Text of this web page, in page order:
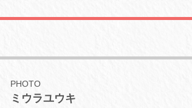
PHOTO
ミウラユウキ